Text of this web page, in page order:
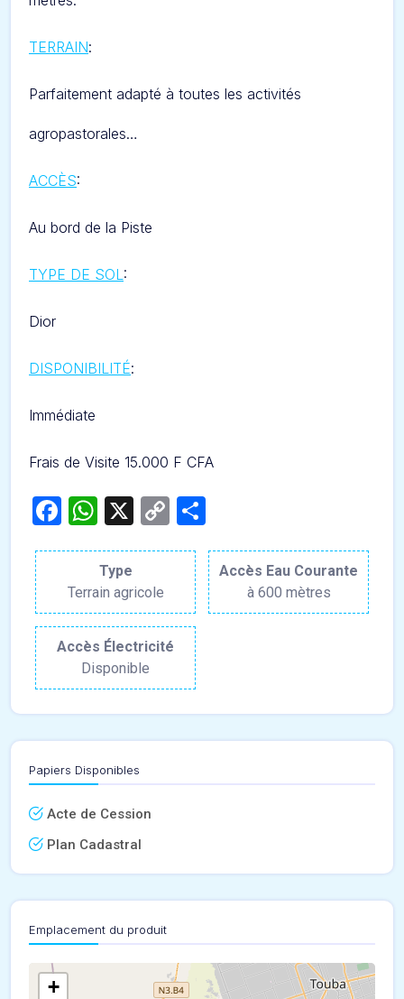
TERRAIN:
Parfaitement adapté à toutes les activités
agropastorales…
ACCÈS:
Au bord de la Piste
TYPE DE SOL:
Dior
DISPONIBILITÉ:
Immédiate
Frais de Visite 15.000 F CFA
Facebook
WhatsApp
X
Copy
Type
Terrain agricole
Accès Eau Courante
à 600 mètres
Accès Électricité
Disponible
Papiers Disponibles
Acte de Cession
Plan Cadastral
Emplacement du produit
+